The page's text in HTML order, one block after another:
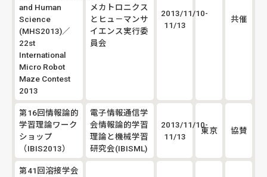
and Human
Science
(MHS2013)／
22st
International
Micro Robot
Maze Contest
2013
メカトロニクス
とヒュ－マンサ
イエンス実行委
員会
2013/11/10-
11/13
共催
第16回情報論的
学習理論ワーク
ショップ
（IBIS2013）
電子情報通信学
会情報論的学習
理論と機械学習
研究会(IBISML)
2013/11/10-
11/13
東京 協賛
第41回溶接学会